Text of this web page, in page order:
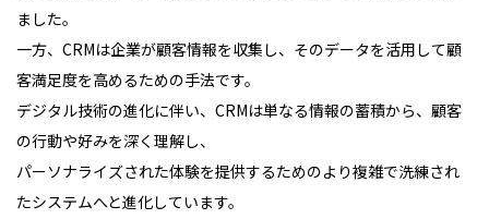
ました。
一方、CRMは企業が顧客情報を収集し、そのデータを活用して顧
客満足度を高めるための手法です。
デジタル技術の進化に伴い、CRMは単なる情報の蓄積から、顧客
の行動や好みを深く理解し、
パーソナライズされた体験を提供するためのより複雑で洗練され
たシステムへと進化しています。